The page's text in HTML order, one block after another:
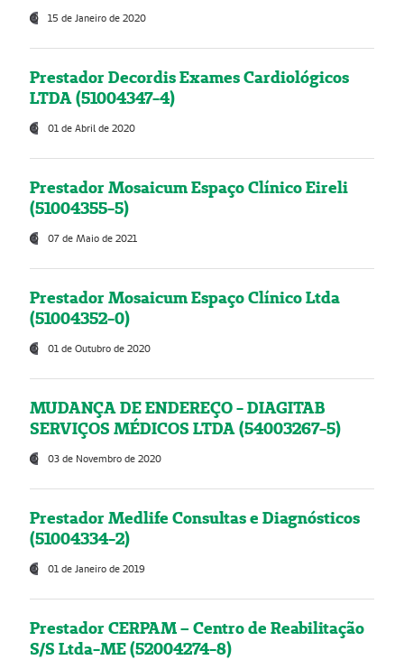
15 de Janeiro de 2020
Prestador Decordis Exames Cardiológicos
LTDA (51004347-4)
01 de Abril de 2020
Prestador Mosaicum Espaço Clínico Eireli
(51004355-5)
07 de Maio de 2021
Prestador Mosaicum Espaço Clínico Ltda
(51004352-0)
01 de Outubro de 2020
MUDANÇA DE ENDEREÇO - DIAGITAB
SERVIÇOS MÉDICOS LTDA (54003267-5)
03 de Novembro de 2020
Prestador Medlife Consultas e Diagnósticos
(51004334-2)
01 de Janeiro de 2019
Prestador CERPAM – Centro de Reabilitação
S/S Ltda-ME (52004274-8)